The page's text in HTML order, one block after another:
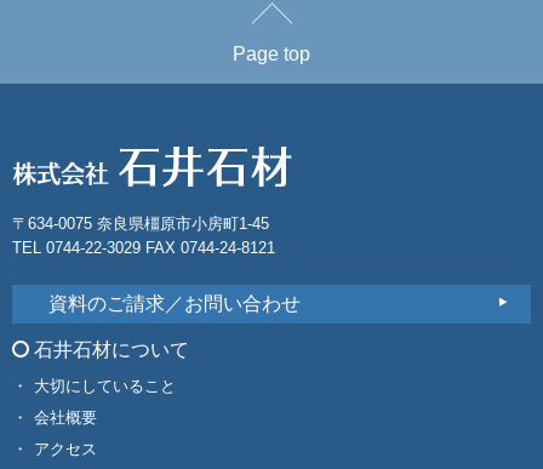
Page top
〒634-0075 奈良県橿原市小房町1-45
TEL 0744-22-3029 FAX 0744-24-8121
資料のご請求／お問い合わせ
石井石材について
大切にしていること
会社概要
アクセス